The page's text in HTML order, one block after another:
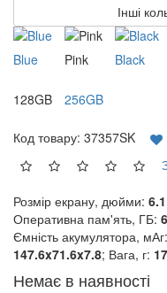
Інші
Blue Pink Black
128GB 256GB
Код товару: 37357SK
Розмір екрану, дюйми: 6.1
Оперативна пам'ять, ГБ: 6
Ємність акумулятора, мАг:
147.6x71.6x7.8; Вага, г:
Немає в наявності